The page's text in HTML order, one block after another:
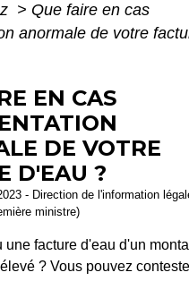
> Que faire en cas
anormale de votre
EN CAS
DE VOTRE
D'EAU ?
- Direction de l'information
ministre)
une facture d'eau d'un
? Vous pouvez